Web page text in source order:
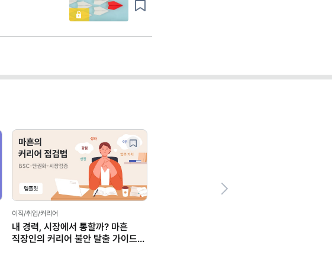
이직/취업/커리어
내 경력, 시장에서 통할까? 마흔
직장인의 커리어 불안 탈출 가이드